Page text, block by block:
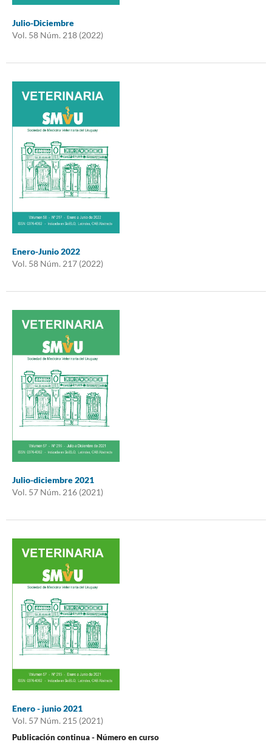
Julio-Diciembre
Vol. 58 Núm. 218 (2022)
Enero-Junio 2022
Vol. 58 Núm. 217 (2022)
Julio-diciembre 2021
Vol. 57 Núm. 216 (2021)
Enero - junio 2021
Vol. 57 Núm. 215 (2021)
Publicación continua - Número en curso